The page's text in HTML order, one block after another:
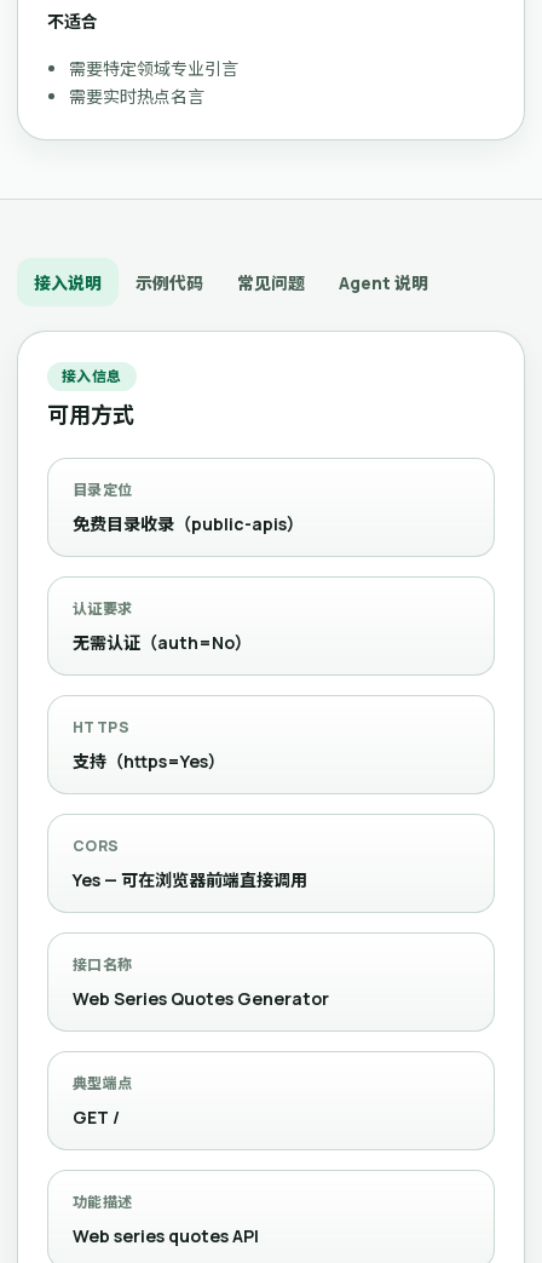
不适合
需要特定领域专业引言
需要实时热点名言
接入说明 示例代码 常见问题 Agent 说明
接入信息
可用方式
目录定位
免费目录收录（public-apis）
认证要求
无需认证（auth=No）
HTTPS
支持（https=Yes）
CORS
Yes — 可在浏览器前端直接调用
接口名称
Web Series Quotes Generator
典型端点
GET /
功能描述
Web series quotes API